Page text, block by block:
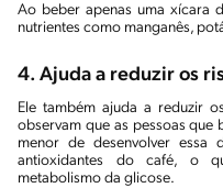
Ao beber apenas uma xícara
nutrientes como manganês,
4. Ajuda a reduzir os
Ele também ajuda a reduzir
observam que as pessoas que
menor de desenvolver essa
antioxidantes do café, o
metabolismo da glicose.